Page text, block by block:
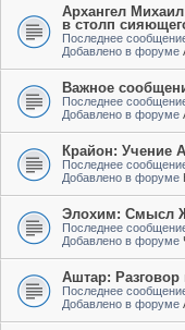
Архангел
в столп
Последнее
Добавлено в форуме
Важное
Последнее
Добавлено в форуме
Крайон: Учение
Последнее
Добавлено в форуме
Элохим: Смысл
Последнее
Добавлено в форуме
Аштар:
Последнее
Добавлено в форуме